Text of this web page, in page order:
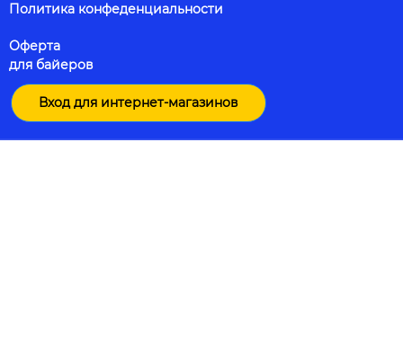
Политика конфеденциальности
Оферта
для байеров
Вход для интернет-магазинов